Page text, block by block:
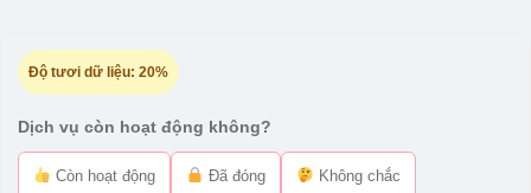
Độ tươi dữ liệu: 20%
Dịch vụ còn hoạt động không?
Còn hoạt động Đã đóng Không chắc